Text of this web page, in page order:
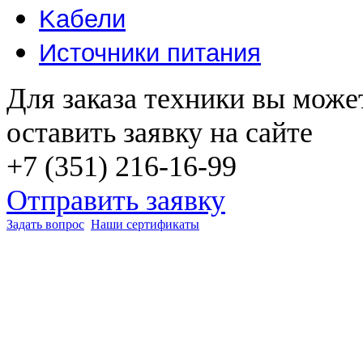
Kабели
Источники питания
Для заказа техники вы
оставить заявку на сайте
+7 (351) 216-16-99
Отправить заявку
Задать вопрос Наши сертификаты